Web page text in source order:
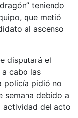
teniendo
que metió
al ascenso
disputará el
a cabo las
policía pidió no
semana debido a
actividad del acto